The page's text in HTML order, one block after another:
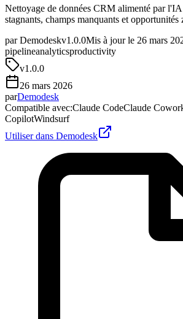
Nettoyage de données CRM alimenté par l'IA
stagnants, champs manquants et opportunités
par Demodeskv1.0.0Mis à jour le 26 mars
pipelineanalyticsproductivity
v1.0.0
26 mars 2026
parDemodesk
Compatible avec:Claude CodeClaude
CopilotWindsurf
Utiliser dans Demodesk